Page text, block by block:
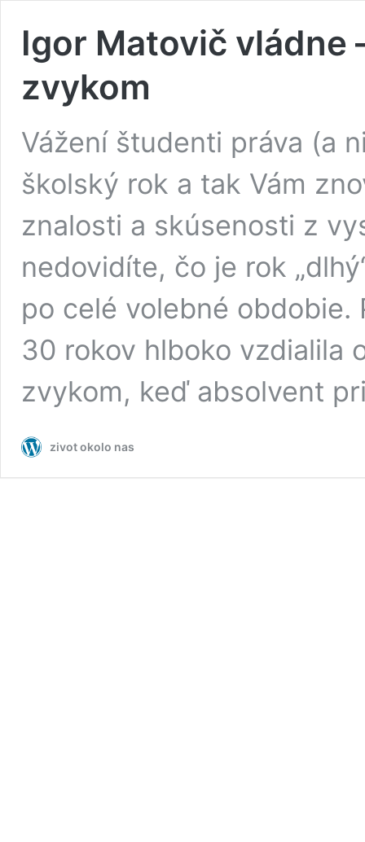
Igor Matovič vládne
zvykom
Vážení študenti práva (a
školský rok a tak Vám
znalosti a skúsenosti z
nedovidíte, čo je rok
po celé volebné obdobie.
30 rokov hlboko vzdialila
zvykom, keď absolvent
zivot okolo nas